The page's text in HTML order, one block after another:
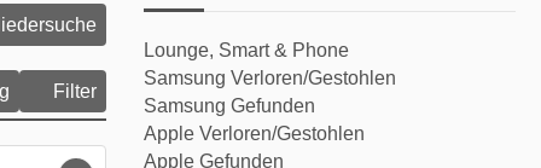
Filter
Lounge, Smart & Phone
Samsung Verloren/Gestohlen
Samsung Gefunden
Apple Verloren/Gestohlen
Apple Gefunden